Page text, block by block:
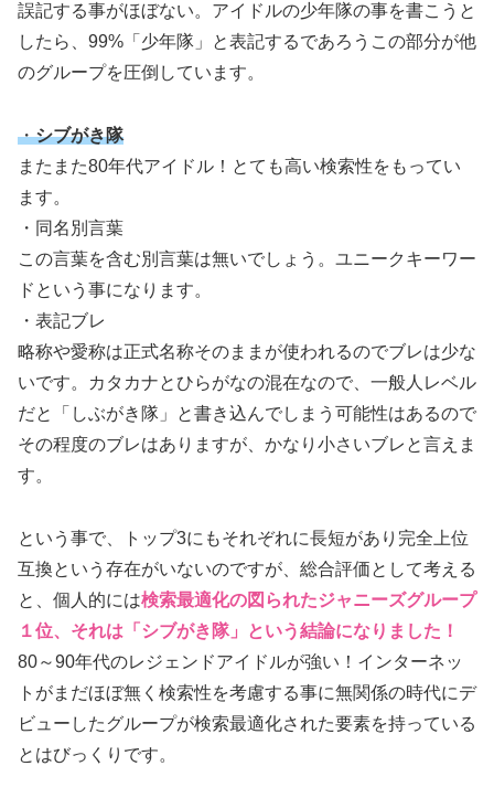
誤記する事がほぼない。アイドルの少年隊の事を書こうと
したら、99%「少年隊」と表記するであろうこの部分が他
のグループを圧倒しています。
・シブがき隊
またまた80年代アイドル！とても高い検索性をもってい
ます。
・同名別言葉
この言葉を含む別言葉は無いでしょう。ユニークキーワー
ドという事になります。
・表記ブレ
略称や愛称は正式名称そのままが使われるのでブレは少な
いです。カタカナとひらがなの混在なので、一般人レベル
だと「しぶがき隊」と書き込んでしまう可能性はあるので
その程度のブレはありますが、かなり小さいブレと言えま
す。
という事で、トップ3にもそれぞれに長短があり完全上位
互換という存在がいないのですが、総合評価として考える
と、個人的には検索最適化の図られたジャニーズグループ
１位、それは「シブがき隊」という結論になりました！
80～90年代のレジェンドアイドルが強い！インターネッ
トがまだほぼ無く検索性を考慮する事に無関係の時代にデ
ビューしたグループが検索最適化された要素を持っている
とはびっくりです。